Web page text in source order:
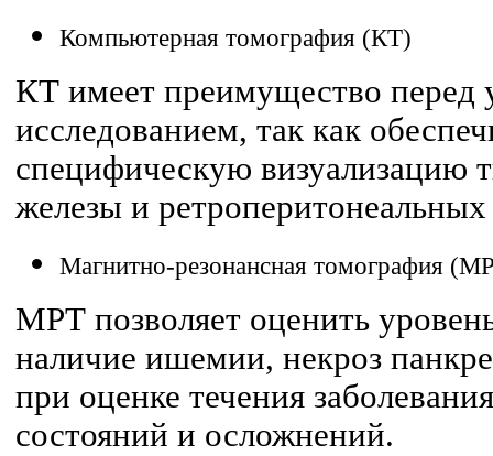
Компьютерная томография (КТ)
КТ имеет преимущество перед
исследованием, так как
специфическую визуализацию
железы и
Магнитно-резонансная томография
МРТ позволяет оценить
наличие ишемии, некроз
при оценке течения
состояний и осложнений.